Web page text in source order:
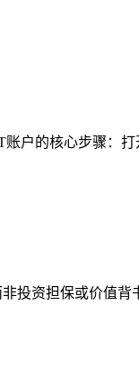
户的核心步骤：
投资担保或价值